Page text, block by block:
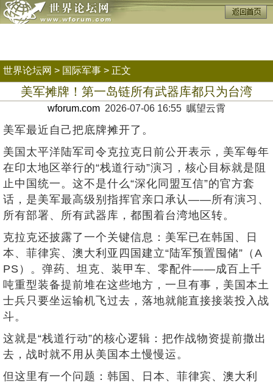
世界论坛网 > 国际军事 > 正文
美军摊牌！第一岛链所有武器库都只为台湾
wforum.com 2026-07-06 16:55 瞩望云霄
美军最近自己把底牌摊开了。
美国太平洋陆军司令克拉克日前公开表示，美军每年
在印太地区举行的“栈道行动”演习，核心目标就是阻
止中国统一。这不是什么“深化同盟互信”的官方套
话，是美军最高级别指挥官亲口承认——所有演习、
所有部署、所有武器库，都围着台湾地区转。
克拉克还披露了一个关键信息：美军已在韩国、日
本、菲律宾、澳大利亚四国建立“陆军预置囤储”（A
PS）。弹药、坦克、装甲车、零配件——成百上千
吨重型装备提前堆在这些地方，一旦有事，美国本土
士兵只要坐运输机飞过去，落地就能直接接装投入战
斗。
这就是“栈道行动”的核心逻辑：把作战物资提前撒出
去，战时就不用从美国本土慢慢运。
但这里有一个问题：韩国、日本、菲律宾、澳大利